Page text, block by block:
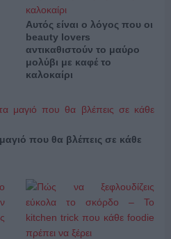
Αυτός είναι ο λόγος που οι
beauty lovers
αντικαθιστούν το μαύρο
μολύβι με καφέ το
καλοκαίρι
που θα βλέπεις σε κάθε